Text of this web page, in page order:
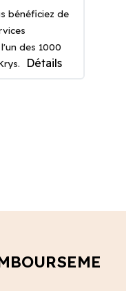
bénéficiez de
des 1000
Détails